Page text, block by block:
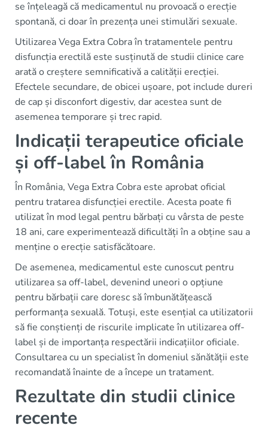
se înțeleagă că medicamentul nu provoacă o erecție
spontană, ci doar în prezența unei stimulări sexuale.
Utilizarea Vega Extra Cobra în tratamentele pentru
disfuncția erectilă este susținută de studii clinice care
arată o creștere semnificativă a calității erecției.
Efectele secundare, de obicei ușoare, pot include dureri
de cap și disconfort digestiv, dar acestea sunt de
asemenea temporare și trec rapid.
Indicații terapeutice oficiale
și off-label în România
În România, Vega Extra Cobra este aprobat oficial
pentru tratarea disfuncției erectile. Acesta poate fi
utilizat în mod legal pentru bărbați cu vârsta de peste
18 ani, care experimentează dificultăți în a obține sau a
menține o erecție satisfăcătoare.
De asemenea, medicamentul este cunoscut pentru
utilizarea sa off-label, devenind uneori o opțiune
pentru bărbații care doresc să îmbunătățească
performanța sexuală. Totuși, este esențial ca utilizatorii
să fie conștienți de riscurile implicate în utilizarea off-
label și de importanța respectării indicațiilor oficiale.
Consultarea cu un specialist în domeniul sănătății este
recomandată înainte de a începe un tratament.
Rezultate din studii clinice
recente